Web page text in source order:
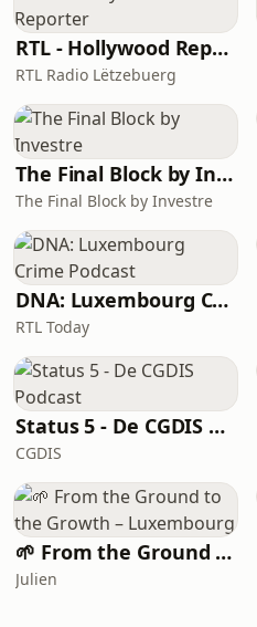
RTL - Hollywood Reporter
RTL Radio Lëtzebuerg
The Final Block by Investre
The Final Block by Investre
DNA: Luxembourg Crime Podcast
RTL Today
Status 5 - De CGDIS Podcast
CGDIS
🌱 From the Ground to the Growth – Luxembourg
Julien